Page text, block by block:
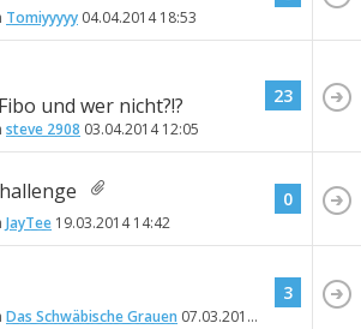
Tomiyyyyy 04.04.201418:53
und wer nicht?!?
steve 2908 03.04.201412:05
23
JayTee 19.03.201414:42
0
Das Schwäbische Grauen 07.03.2014
3